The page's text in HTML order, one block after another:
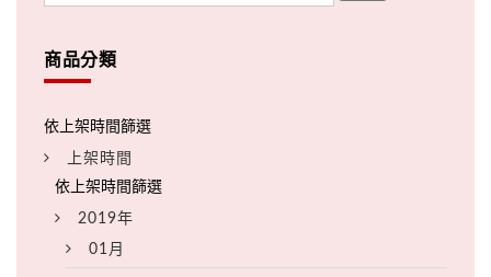
商品分類
上架時間
2019年
01月